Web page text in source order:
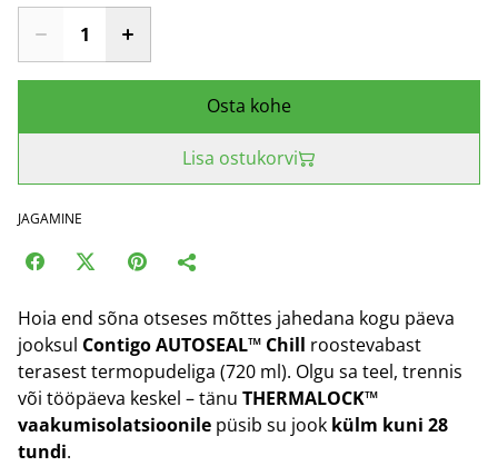
Osta kohe
Lisa ostukorvi
JAGAMINE
Hoia end sõna otseses mõttes jahedana kogu päeva
jooksul Contigo AUTOSEAL™ Chill roostevabast
terasest termopudeliga (720 ml). Olgu sa teel, trennis
või tööpäeva keskel – tänu THERMALOCK™
vaakumisolatsioonile püsib su jook külm kuni 28
tundi.